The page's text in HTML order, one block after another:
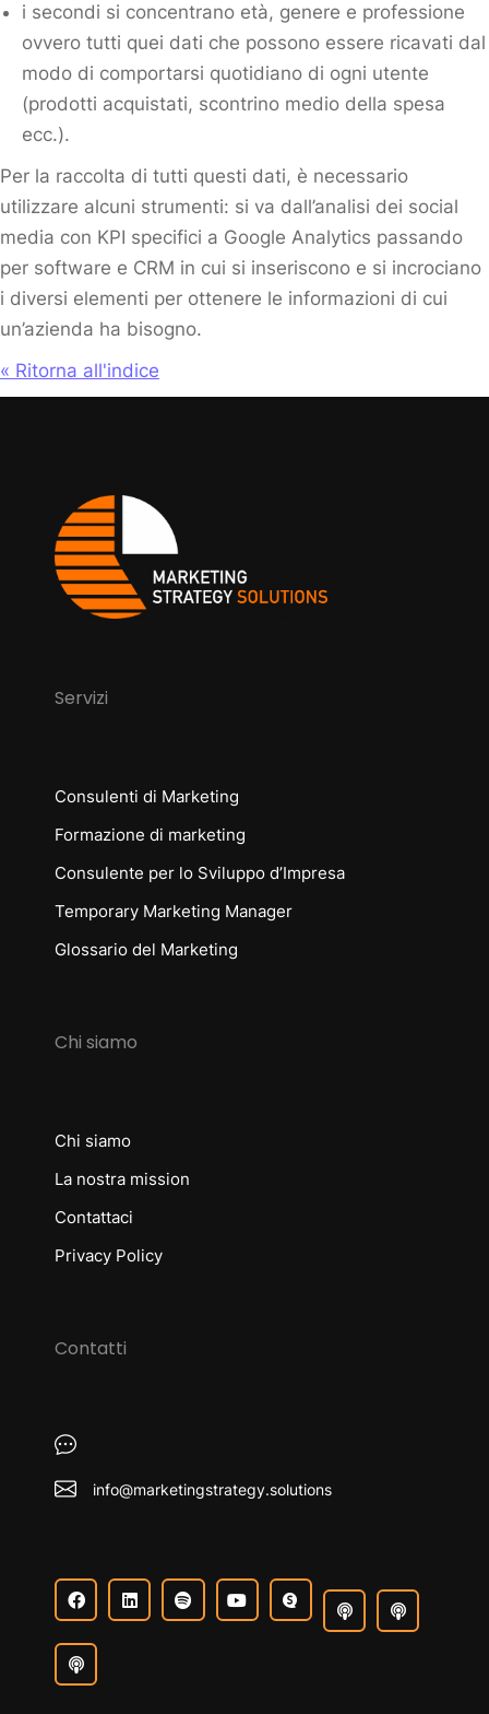
i secondi si concentrano età, genere e professione
ovvero tutti quei dati che possono essere ricavati dal
modo di comportarsi quotidiano di ogni utente
(prodotti acquistati, scontrino medio della spesa
ecc.).
Per la raccolta di tutti questi dati, è necessario
utilizzare alcuni strumenti: si va dall’analisi dei social
media con KPI specifici a Google Analytics passando
per software e CRM in cui si inseriscono e si incrociano
i diversi elementi per ottenere le informazioni di cui
un’azienda ha bisogno.
« Ritorna all'indice
Servizi
Consulenti di Marketing
Formazione di marketing
Consulente per lo Sviluppo d’Impresa
Temporary Marketing Manager
Glossario del Marketing
Chi siamo
Chi siamo
La nostra mission
Contattaci
Privacy Policy
Contatti
info@marketingstrategy.solutions